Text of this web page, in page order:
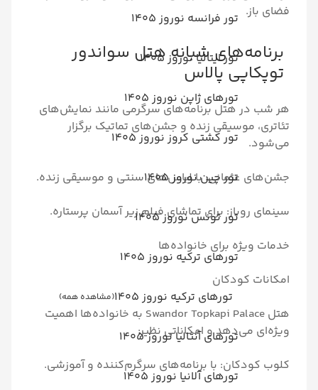
فرانسه نوروز 1405
ایتالیا نوروز 1405
ژاپن نوروز 1405
کشتی کروز نوروز 1405
چین نوروز 1405
تونس نوروز 1405
ترکیه نوروز 1405
تورهای ترکیه نوروز 1405 (مشاهده همه)
آنتالیا نوروز 1405
آلانیا نوروز 1405
شبانه هتل سواندور
پالاس
برنامه‌های سرگرمی مانند نمایش‌های
زنده و جشن‌های تماتیک برگزار
با لباس‌های سنتی و موسیقی زنده.
برای تماشای فیلم زیر آسمان پرستاره.
خانواده‌ها
هتل Swandor Topkapi Palace به خانواده‌ها اهمیت
و امکاناتی نظیر:
با برنامه‌های سرگرم‌کننده و آموزشی.